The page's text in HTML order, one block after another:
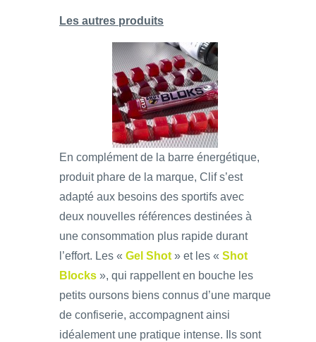
Les autres produits
En complément de la barre énergétique,
produit phare de la marque, Clif s’est
adapté aux besoins des sportifs avec
deux nouvelles références destinées à
une consommation plus rapide durant
l’effort. Les « Gel Shot » et les « Shot
Blocks », qui rappellent en bouche les
petits oursons biens connus d’une marque
de confiserie, accompagnent ainsi
idéalement une pratique intense. Ils sont